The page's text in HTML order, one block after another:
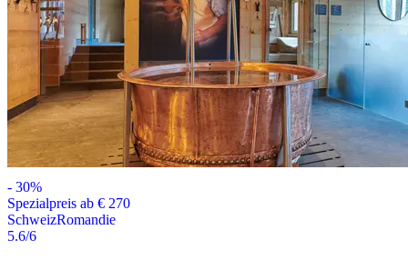
- 30%
Spezialpreis ab € 270
SchweizRomandie
5.6/6